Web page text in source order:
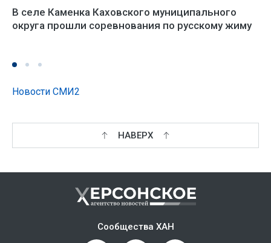
В селе Каменка Каховского муниципального
округа прошли соревнования по русскому жиму
Новости СМИ2
НАВЕРХ
Сообщества ХАН